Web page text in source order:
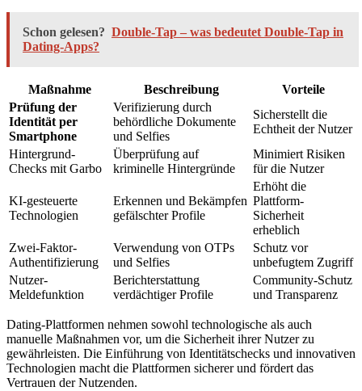
Schon gelesen? Double-Tap – was bedeutet Double-Tap in
Dating-Apps?
Maßnahme Beschreibung
Vorteile
Prüfung der
Identität per
Smartphone
Verifizierung durch
behördliche Dokumente
und Selfies
Sicherstellt die
Echtheit der Nutzer
Hintergrund-
Checks mit Garbo
Überprüfung auf
kriminelle Hintergründe
Minimiert Risiken
für die Nutzer
KI-gesteuerte
Technologien
Erkennen und Bekämpfen
gefälschter Profile
Erhöht die
Plattform-
Sicherheit
erheblich
Zwei-Faktor-
Authentifizierung
Verwendung von OTPs
und Selfies
Schutz vor
unbefugtem Zugriff
Nutzer-
Meldefunktion
Berichterstattung
verdächtiger Profile
Community-Schutz
und Transparenz
Dating-Plattformen nehmen sowohl technologische als auch
manuelle Maßnahmen vor, um die Sicherheit ihrer Nutzer zu
gewährleisten. Die Einführung von Identitätschecks und innovativen
Technologien macht die Plattformen sicherer und fördert das
Vertrauen der Nutzenden.